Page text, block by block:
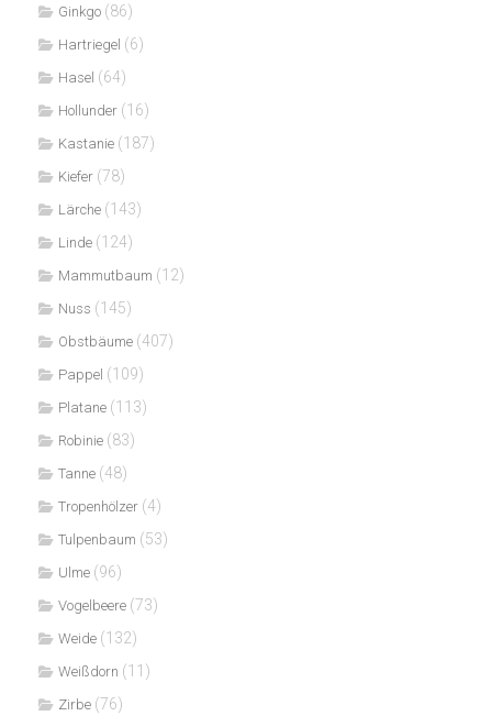
Ginkgo (86)
Hartriegel (6)
Hasel (64)
Hollunder (16)
Kastanie (187)
Kiefer (78)
Lärche (143)
Linde (124)
Mammutbaum (12)
Nuss (145)
Obstbäume (407)
Pappel (109)
Platane (113)
Robinie (83)
Tanne (48)
Tropenhölzer (4)
Tulpenbaum (53)
Ulme (96)
Vogelbeere (73)
Weide (132)
Weißdorn (11)
Zirbe (76)